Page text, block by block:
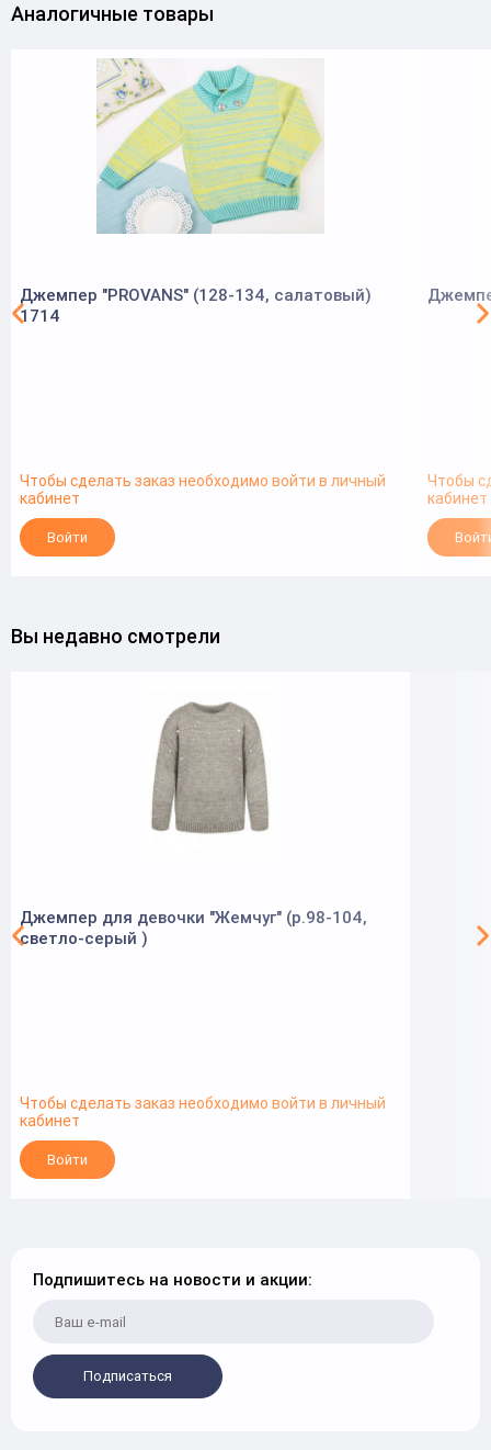
Аналогичные товары
Джемпер "PROVANS" (128-134, салатовый)
1714
Чтобы сделать заказ необходимо войти в личный
кабинет
Войти
Чтобы
кабинет
Вы недавно смотрели
Джемпер для девочки "Жемчуг" (р.98-104,
светло-серый )
Чтобы сделать заказ необходимо войти в личный
кабинет
Войти
Подпишитесь на новости и акции:
Подписаться